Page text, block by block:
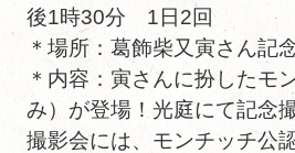
後1時30分 1日2回
＊場所：葛飾柴又寅さん
＊内容：寅さんに扮したモ
み）が登場！光庭にて記念
撮影会には、モンチッチ公